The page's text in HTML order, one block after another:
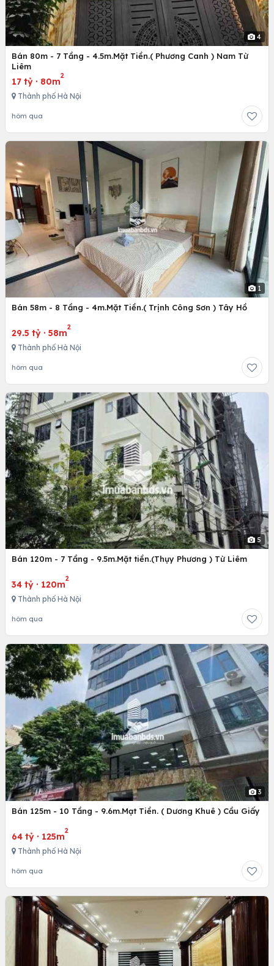
4
Bán 80m - 7 Tầng - 4.5m.Mặt Tiền.( Phương Canh ) Nam Từ
Liêm
17 tỷ · 80m
2
Thành phố Hà Nội
hôm qua
1
Bán 58m - 8 Tầng - 4m.Mặt Tiền.( Trịnh Công Sơn ) Tây Hồ
29.5 tỷ · 58m
2
Thành phố Hà Nội
hôm qua
5
Bán 120m - 7 Tầng - 9.5m.Mặt tiền.(Thụy Phương ) Từ Liêm
34 tỷ · 120m
2
Thành phố Hà Nội
hôm qua
3
Bán 125m - 10 Tầng - 9.6m.Mạt Tiền. ( Dương Khuê ) Cầu Giấy
64 tỷ · 125m
2
Thành phố Hà Nội
hôm qua